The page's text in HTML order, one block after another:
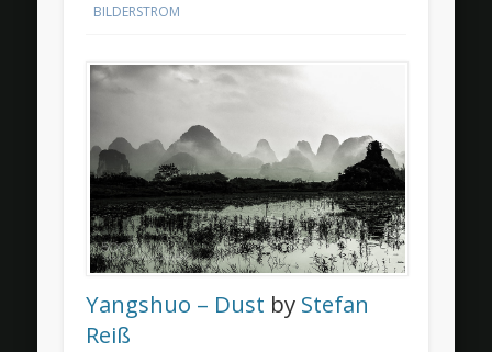
BILDERSTROM
Yangshuo – Dust by Stefan
Reiß